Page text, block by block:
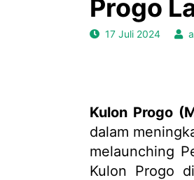
Progo
17 Juli 2024
Kulon Progo
dalam
melaunching
Kulon Progo